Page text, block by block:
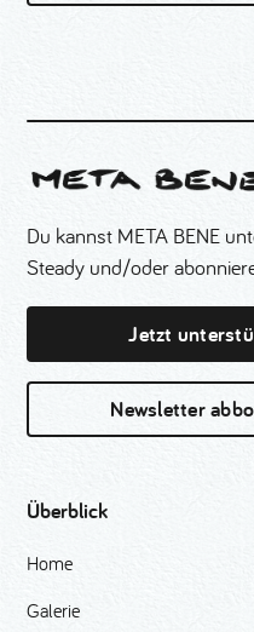
Du kannst META BENE
Steady und/oder
Jetzt
Newsletter
Überblick
Home
Galerie